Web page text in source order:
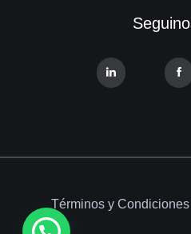
Términos y Condiciones